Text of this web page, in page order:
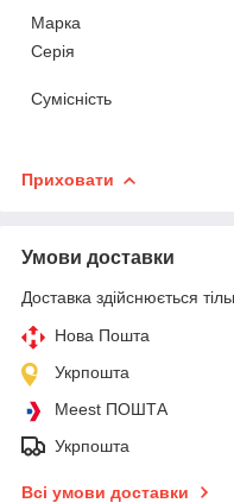
Марка
Серія
Сумісність
Приховати
Умови доставки
Доставка здійснюється
Нова Пошта
Укрпошта
Meest ПОШТА
Укрпошта
Всі умови доставки